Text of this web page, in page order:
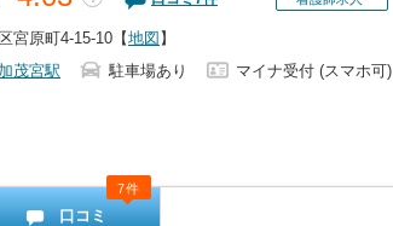
宮原町4-15-10 【地図 】
加茂宮駅 駐車場あり
マイナ受付 (スマホ可)
口コミ
7件